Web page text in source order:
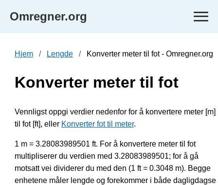
Omregner.org
Hjem Lengde Konverter meter til fot - Omregner.org
Konverter meter til fot
Vennligst oppgi verdier nedenfor for å konvertere meter [m]
til fot [ft], eller Konverter fot til meter.
1 m = 3.28083989501 ft. For å konvertere meter til fot
multipliserer du verdien med 3.28083989501; for å gå
motsatt vei dividerer du med den (1 ft = 0.3048 m). Begge
enhetene måler lengde og forekommer i både dagligdagse